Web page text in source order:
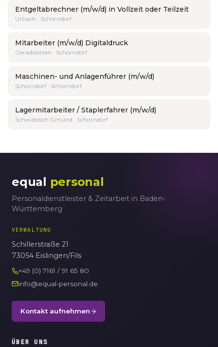
Entgeltabrechner (m/w/d) in Vollzeit oder Teilzeit
Urbach · Schorndorf
Mitarbeiter (m/w/d) Digitaldruck
Geradstetten · Schorndorf
Maschinen- und Anlagenführer (m/w/d)
Schorndorf · Schorndorf
Lagermitarbeiter / Staplerfahrer (m/w/d)
Schwäbisch Gmünd · Schorndorf
equal personal
Personaldienstleister & Zeitarbeit in Baden-
Württemberg
VERWALTUNG
Schillerstraße 21
73054 Eislingen/Fils
+49 (0) 7161 / 91 65 80
info@equal-personal.de
Kontakt aufnehmen
ÜBER UNS